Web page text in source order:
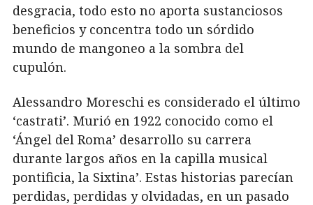
desgracia, todo esto no aporta sustanciosos
beneficios y concentra todo un sórdido
mundo de mangoneo a la sombra del
cupulón.
Alessandro Moreschi es considerado el último
‘castrati’. Murió en 1922 conocido como el
‘Ángel del Roma’ desarrollo su carrera
durante largos años en la capilla musical
pontificia, la Sixtina’. Estas historias parecían
perdidas, perdidas y olvidadas, en un pasado